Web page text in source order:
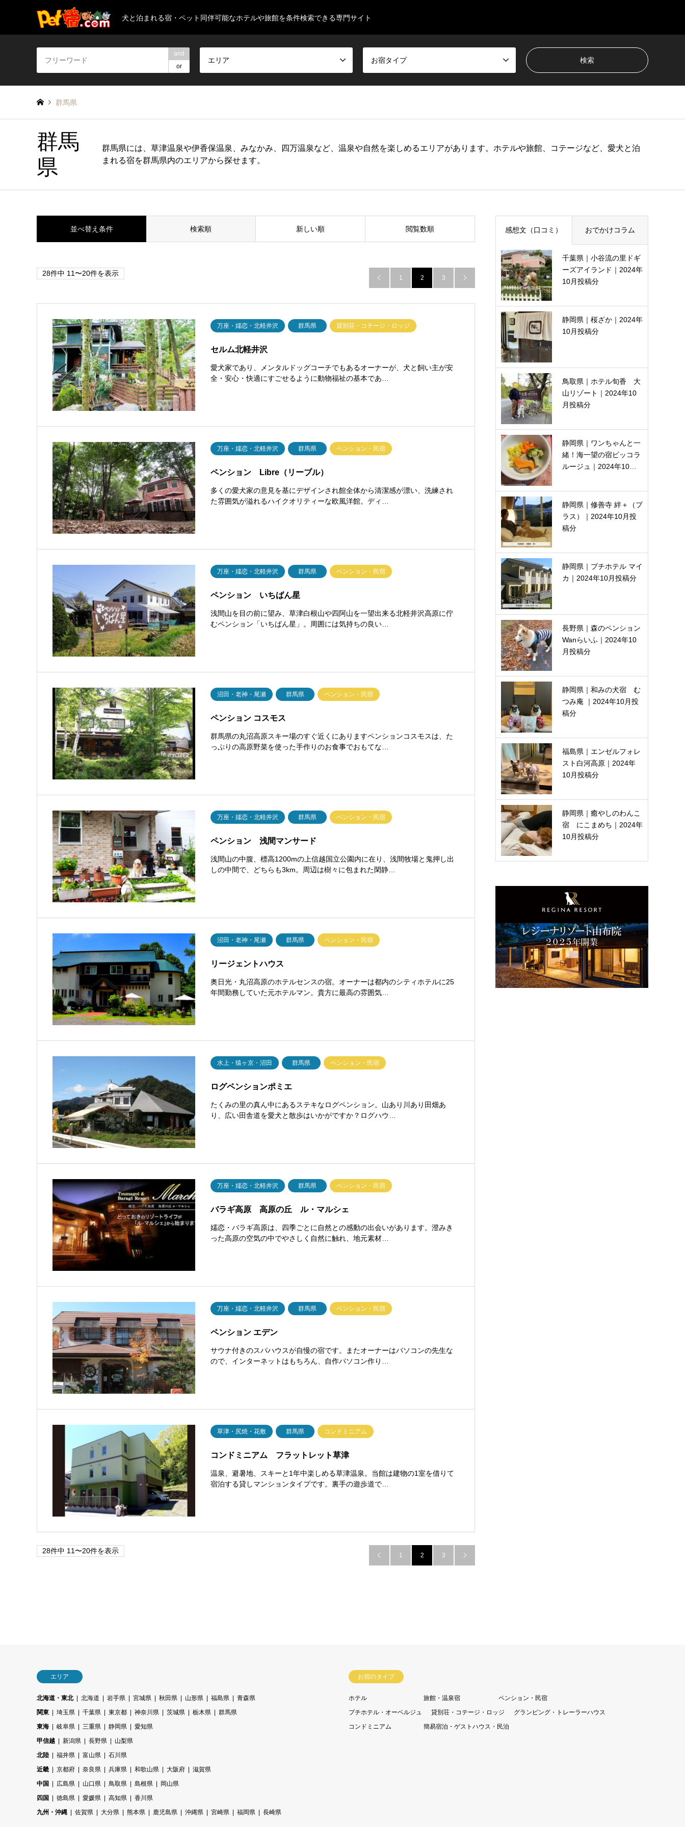
犬と泊まれる宿・ペット同伴可能なホテルや旅館を条件検索できる専門サイト
and
or
エリア お宿タイプ
群馬県
群馬
県
群馬県には、草津温泉や伊香保温泉、みなかみ、四万温泉など、温泉や自然を楽しめるエリアがあります。ホテルや旅館、コテージなど、愛犬と泊
まれる宿を群馬県内のエリアから探せます。
並べ替え条件 検索順 新しい順 閲覧数順
28件中 11〜20件を表示
 1 2 3 
万座・嬬恋・北軽井沢 群馬県 貸別荘・コテージ・ロッジ
セルム北軽井沢
愛犬家であり、メンタルドッグコーチでもあるオーナーが、犬と飼い主が安
全・安心・快適にすごせるように動物福祉の基本であ…
万座・嬬恋・北軽井沢 群馬県 ペンション・民宿
ペンション Libre（リーブル）
多くの愛犬家の意見を基にデザインされ館全体から清潔感が漂い、洗練され
た雰囲気が溢れるハイクオリティーな欧風洋館。ディ…
万座・嬬恋・北軽井沢 群馬県 ペンション・民宿
ペンション いちばん星
浅間山を目の前に望み、草津白根山や四阿山を一望出来る北軽井沢高原に佇
むペンション「いちばん星」。周囲には気持ちの良い…
沼田・老神・尾瀬 群馬県 ペンション・民宿
ペンション コスモス
群馬県の丸沼高原スキー場のすぐ近くにありますペンションコスモスは、た
っぷりの高原野菜を使った手作りのお食事でおもてな…
万座・嬬恋・北軽井沢 群馬県 ペンション・民宿
ペンション 浅間マンサード
浅間山の中腹、標高1200mの上信越国立公園内に在り、浅間牧場と鬼押し出
しの中間で、どちらも3km。周辺は樹々に包まれた閑静…
沼田・老神・尾瀬 群馬県 ペンション・民宿
リージェントハウス
奥日光・丸沼高原のホテルセンスの宿。オーナーは都内のシティホテルに25
年間勤務していた元ホテルマン。貴方に最高の雰囲気…
水上・猿ヶ京・沼田 群馬県 ペンション・民宿
ログペンションポミエ
たくみの里の真ん中にあるステキなログペンション。山あり川あり田畑あ
り、広い田舎道を愛犬と散歩はいかがですか？ログハウ…
万座・嬬恋・北軽井沢 群馬県 ペンション・民宿
バラギ高原 高原の丘 ル・マルシェ
嬬恋・バラギ高原は、四季ごとに自然との感動の出会いがあります。澄みき
った高原の空気の中でやさしく自然に触れ、地元素材…
万座・嬬恋・北軽井沢 群馬県 ペンション・民宿
ペンション エデン
サウナ付きのスパハウスが自慢の宿です。またオーナーはパソコンの先生な
ので、インターネットはもちろん、自作パソコン作り…
草津・尻焼・花敷 群馬県 コンドミニアム
コンドミニアム フラットレット草津
温泉、避暑地、スキーと1年中楽しめる草津温泉。当館は建物の1室を借りて
宿泊する貸しマンションタイプです。裏手の遊歩道で…
28件中 11〜20件を表示
 1 2 3 
感想文（口コミ） おでかけコラム
千葉県｜小谷流の里ドギ
ーズアイランド｜2024年
10月投稿分
静岡県｜桜ざか｜2024年
10月投稿分
鳥取県｜ホテル旬香 大
山リゾート｜2024年10
月投稿分
静岡県｜ワンちゃんと一
緒！海一望の宿ピッコラ
ルージュ｜2024年10…
静岡県｜修善寺 絆＋（プ
ラス）｜2024年10月投
稿分
静岡県｜プチホテル マイ
カ｜2024年10月投稿分
長野県｜森のペンション
Wanらいふ｜2024年10
月投稿分
静岡県｜和みの犬宿 む
つみ庵 ｜2024年10月投
稿分
福島県｜エンゼルフォレ
スト白河高原｜2024年
10月投稿分
静岡県｜癒やしのわんこ
宿 にこまめち｜2024年
10月投稿分
エリア
北海道・東北 北海道 岩手県 宮城県 秋田県 山形県 福島県
青森県
関東
埼玉県 千葉県 東京都 神奈川県 茨城県 栃木県
群馬県
東海
岐阜県 三重県 静岡県
愛知県
甲信越
新潟県 長野県
山梨県
北陸
福井県 富山県
石川県
近畿
京都府 奈良県 兵庫県 和歌山県 大阪府
滋賀県
中国
広島県 山口県 鳥取県 島根県
岡山県
四国
徳島県 愛媛県 高知県
香川県
九州・沖縄
佐賀県 大分県 熊本県 鹿児島県 沖縄県 宮崎県 福岡県 長崎県
お宿のタイプ
ホテル 旅館・温泉宿
ペンション・民宿
プチホテル・オーベルジュ
貸別荘・コテージ・ロッジ
グランピング・トレーラーハウス
コンドミニアム
簡易宿泊・ゲストハウス・民泊